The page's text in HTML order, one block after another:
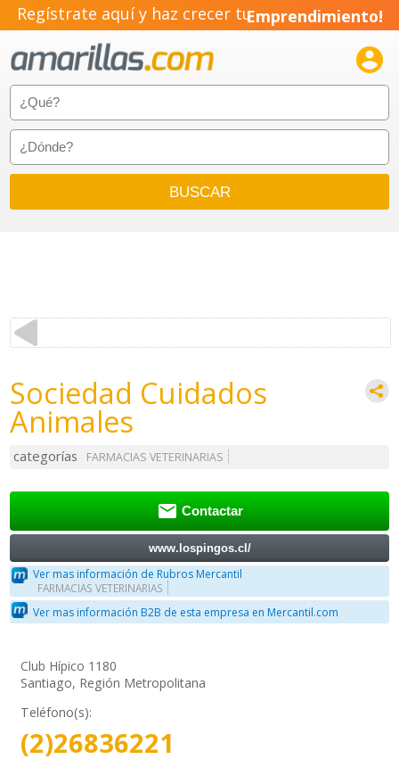
Regístrate aquí y haz crecer tuEmprendimiento!

Sociedad Cuidados
Animales
categorías FARMACIAS VETERINARIAS
 Contactar
www.lospingos.cl/
Ver mas información de Rubros Mercantil
FARMACIAS VETERINARIAS
Ver mas información B2B de esta empresa en Mercantil.com
Club Hípico 1180
Santiago, Región Metropolitana
Teléfono(s):
(2)26836221